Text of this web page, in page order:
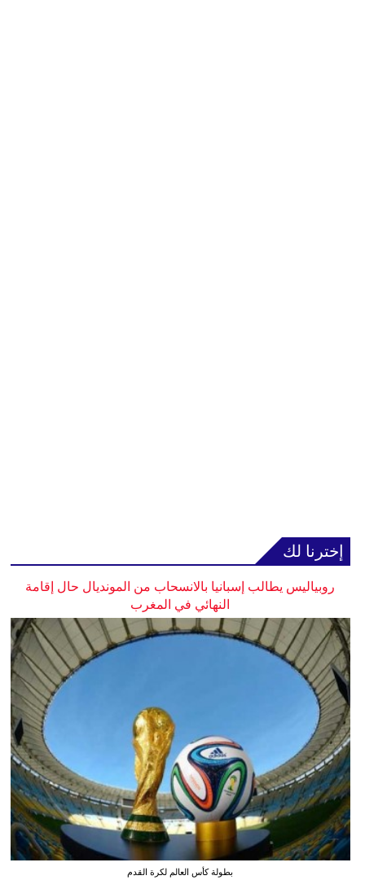
إخترنا لك
روبياليس يطالب إسبانيا بالانسحاب من المونديال حال إقامة
النهائي في المغرب
بطولة كأس العالم لكرة القدم